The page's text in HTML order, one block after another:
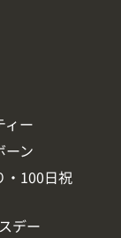
ィー
ーン
・100日祝
デー